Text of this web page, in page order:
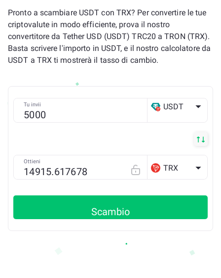
Pronto a scambiare USDT con TRX? Per convertire le tue
criptovalute in modo efficiente, prova il nostro
convertitore da Tether USD (USDT) TRC20 a TRON (TRX).
Basta scrivere l'importo in USDT, e il nostro calcolatore da
USDT a TRX ti mostrerà il tasso di cambio.
Tu invii USDT
Ottieni
TRX
Scambio